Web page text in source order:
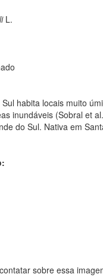
L.
habita locais muito
inundáveis (Sobral et
do Sul. Nativa em
sobre essa